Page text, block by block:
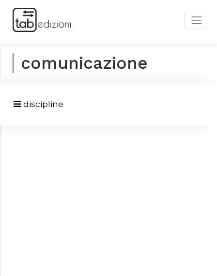
comunicazione
discipline